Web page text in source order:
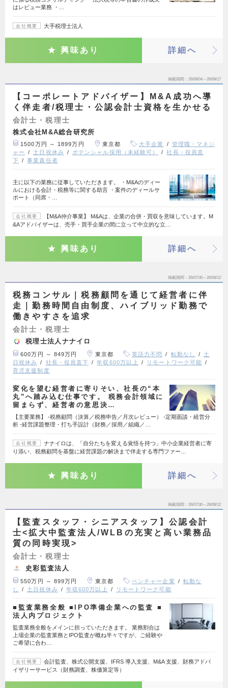
はレビュー業務 ・…
会社概要 大手税理士法人
興味あり 詳細へ
掲載期間 26/08/04～26/08/17
【コーポレートアドバイザー】M&A成功へ導
く伴走者/税理士・公認会計士資格を生かせる
会計士・税理士
株式会社M&A総合研究所
1500万円 ～ 1899万円 東京都 大手企業
管理職・マネジ
ャー
土日祝休み ポテンシャル採用（未経験可）
社長・役員直
下
事業責任者
主に以下の業務に従事していただきます。 ・M&Aのディー
ルにおける会計・税務等に関する助言 ・案件のディールサ
ポート（同席・…
会社概要
【M&A仲介事業】 M&Aは、企業の合併・買収を意味しています。M
&Aアドバイザーは、売手・買手企業の間に立って中立的な立…
興味あり 詳細へ
掲載期間 26/07/30～26/08/12
税務コンサル｜税務顧問を通じて経営者に伴
走｜勤務時間自由制度、ハイブリッド勤務で
働きやすさを追求
会計士・税理士
税理士法人ナナイロ
600万円 ～ 849万円 東京都 英語力不問 転勤なし
土
日祝休み
社長・役員直下 年収600万以上
リモートワーク可能
育児支援制度
変化を望む経営者に寄りそい、社長の“本
丸”へ踏み込む仕事です。 税務会計領域に
留まらず、経営者の意思決…
【主要業務】 -税務顧問（決算／税務申告／月次レビュー） -定期面談・経営分
析 -経営課題整理・打ち手設計（財務／採用／組織／…
会社概要
ナナイロは、「自分たちを変える覚悟を持つ」中小企業経営者に寄
り添い、税務顧問を基盤に経営課題の解決まで伴走する専門ファー…
興味あり 詳細へ
掲載期間 26/07/30～26/08/12
【監査スタッフ・シニアスタッフ】公認会計
士<拡大中監査法人/WLBの充実と高い業務品
質の同時実現>
会計士・税理士
史彩監査法人
550万円 ～ 899万円 東京都 ベンチャー企業
転勤な
し
土日祝休み 年収600万以上 リモートワーク可能
■監査業務全般 ■IPO準備企業への監査 ■
法人内プロジェクト
監査業務全般をメインに担っていただきます。 業務割合は
上場企業の監査業務とIPO監査が概ね半々ですが、ご経験や
ご希望に合わ…
会社概要
会計監査、株式公開支援、IFRS 導入支援、M&A 支援、財務アドバ
イザリーサービス（財務調査、株価算定等）